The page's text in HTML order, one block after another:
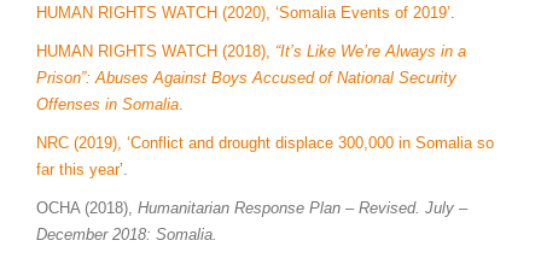
HUMAN RIGHTS WATCH (2020), ‘Somalia Events of 2019’.
HUMAN RIGHTS WATCH (2018), “It’s Like We’re Always in a
Prison”: Abuses Against Boys Accused of National Security
Offenses in Somalia.
NRC (2019), ‘Conflict and drought displace 300,000 in Somalia so
far this year’.
OCHA (2018), Humanitarian Response Plan – Revised. July –
December 2018: Somalia.